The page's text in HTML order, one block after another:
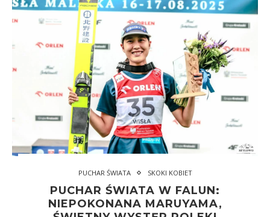
PUCHAR ŚWIATA SKOKI KOBIET
PUCHAR ŚWIATA W FALUN:
NIEPOKONANA MARUYAMA,